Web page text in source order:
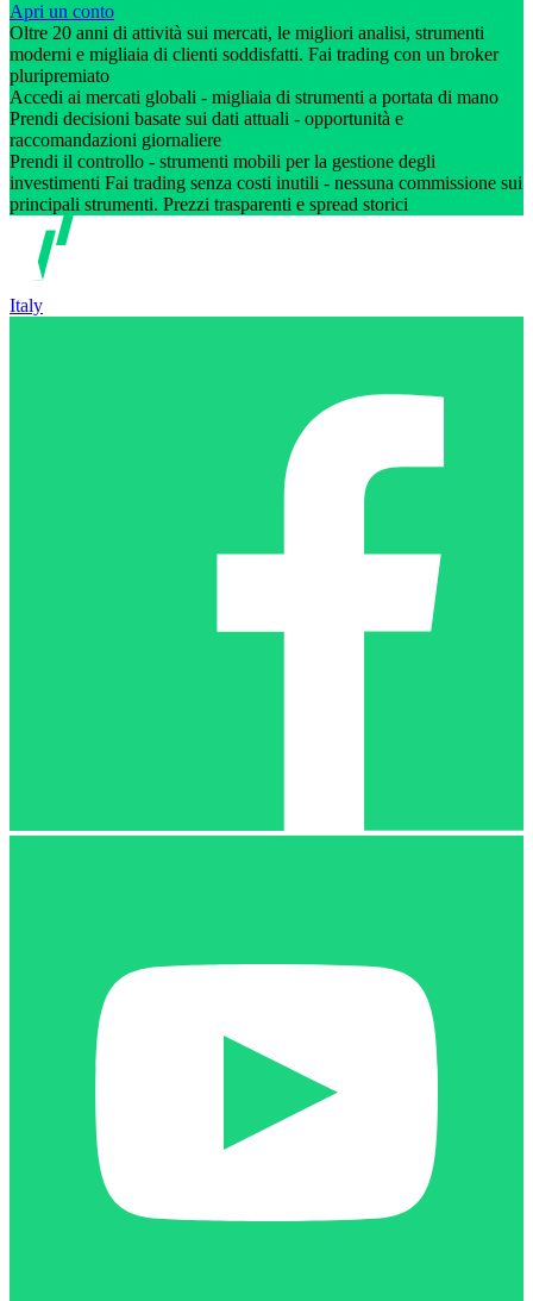
Apri un conto
Oltre 20 anni di attività sui mercati, le migliori analisi, strumenti
moderni e migliaia di clienti soddisfatti. Fai trading con un broker
pluripremiato
Accedi ai mercati globali - migliaia di strumenti a portata di mano
Prendi decisioni basate sui dati attuali - opportunità e
raccomandazioni giornaliere
Prendi il controllo - strumenti mobili per la gestione degli
investimenti Fai trading senza costi inutili - nessuna commissione sui
principali strumenti. Prezzi trasparenti e spread storici
Italy